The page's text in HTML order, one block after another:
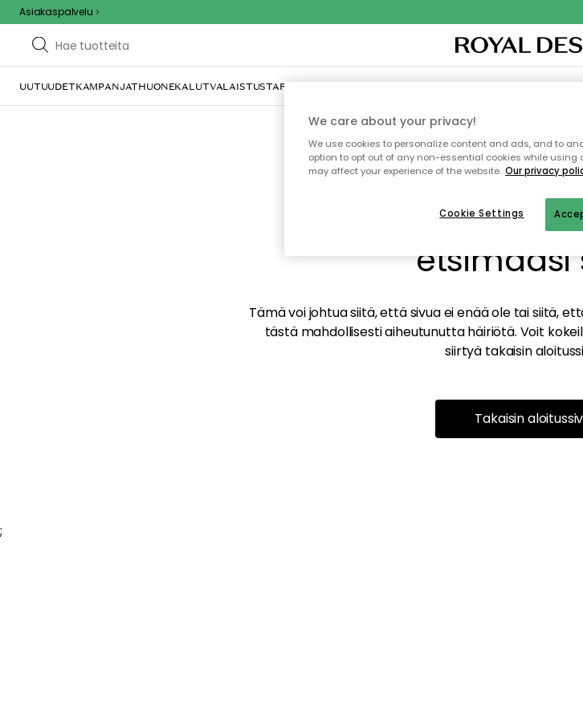
Asiakaspalvelu
UUTUUDETKAMPANJATHUONEKALUTVALAISTUSTARJOILU JA KATTAUSSISUSTUSTEKSTIILIT & MATOTKEITTIÖ
Emme
etsimääsi
Tämä voi johtua siitä, että sivua ei enää ole tai siitä,
tästä mahdollisesti aiheutunutta häiriötä. Voit
siirtyä takaisin
Takaisin
;
We care about your privacy!
We use cookies to personalize content and ads, and to
option to opt out of any non-essential cookies while using
may affect your experience of the website. Our privacy
Cookie Settings